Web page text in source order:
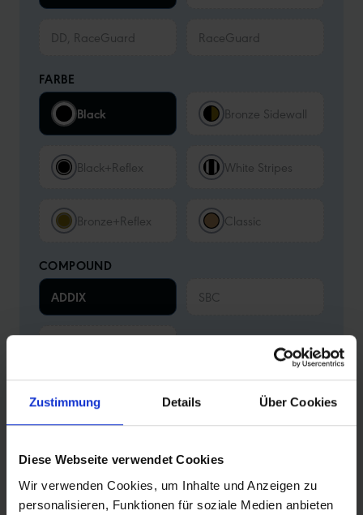
Zustimmung Details Über Cookies
Diese Webseite verwendet Cookies
Wir verwenden Cookies, um Inhalte und Anzeigen zu
personalisieren, Funktionen für soziale Medien anbieten
DD, RaceGuard RaceGuard
FARBE
Black
Bronze Sidewall
Black+Reflex White Stripes
Bronze+Reflex Classic
COMPOUND
ADDIX
SBC
Deine Konfiguration Zurücksetzen
ADDIX
Weitere Merkmale: Tube